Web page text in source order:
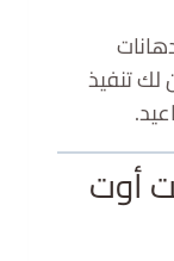
تنفيذ
أوت